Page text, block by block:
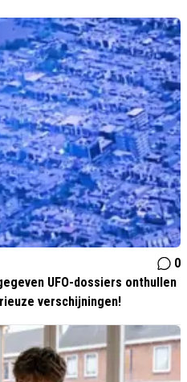
0
UFO-dossiers onthullen
verschijningen!